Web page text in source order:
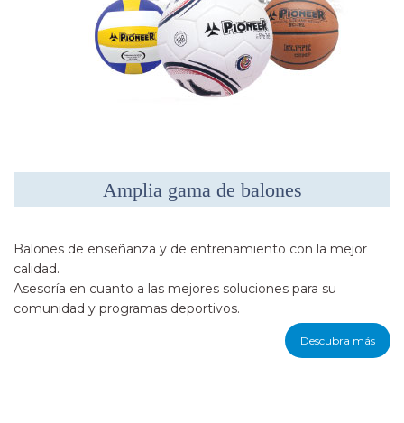
Amplia gama de balones
Balones de enseñanza y de entrenamiento con la mejor
calidad.
Asesoría en cuanto a las mejores soluciones para su
comunidad y programas deportivos.
Descubra más